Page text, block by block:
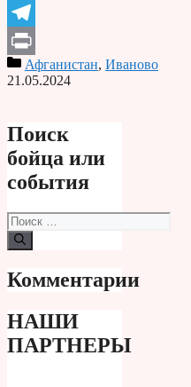
Odnoklassniki
Telegram
PrintАфганистан, Иваново
21.05.2024
Поиск
бойца или
события
Поиск:
Комментарии
НАШИ
ПАРТНЕРЫ